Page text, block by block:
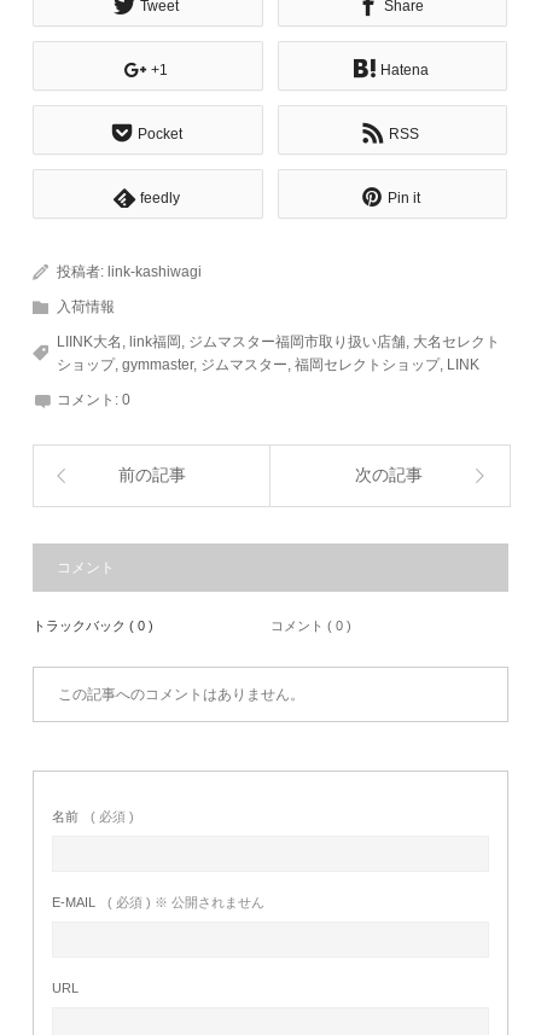
Tweet Share
+1 Hatena
Pocket RSS
feedly Pin it
投稿者: link-kashiwagi
入荷情報
LIINK大名 , link福岡 , ジムマスター福岡市取り扱い店舗, 大名セレクト
ショップ,gymmaster, ジムマスター,福岡セレクトショップ, LINK
コメント:0
前の記事 次の記事
コメント
トラックバック ( 0 ) コメント ( 0 )
この記事へのコメントはありません。
名前 ( 必須 )
E-MAIL ( 必須 ) ※ 公開されません
URL